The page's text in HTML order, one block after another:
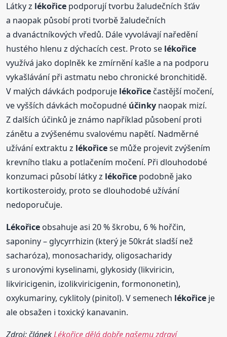
Látky z lékořice podporují tvorbu žaludečních šťáv
a naopak působí proti tvorbě žaludečních
a dvanáctníkových vředů. Dále vyvolávají naředění
hustého hlenu z dýchacích cest. Proto se lékořice
využívá jako doplněk ke zmírnění kašle a na podporu
vykašlávání při astmatu nebo chronické bronchitidě.
V malých dávkách podporuje lékořice častější močení,
ve vyšších dávkách močopudné účinky naopak mizí.
Z dalších účinků je známo například působení proti
zánětu a zvýšenému svalovému napětí. Nadměrné
užívání extraktu z lékořicese může projevit zvýšením
krevního tlaku a potlačením močení. Při dlouhodobé
konzumaci působí látky z lékořice podobně jako
kortikosteroidy, proto se dlouhodobé užívání
nedoporučuje.
Lékořice obsahuje asi 20 % škrobu, 6 % hořčin,
saponiny – glycyrrhizin (který je 50krát sladší než
sacharóza), monosacharidy, oligosacharidy
s uronovými kyselinami, glykosidy (likviricin,
likviricigenin, izolikviricigenin, formononetin),
oxykumariny, cyklitoly (pinitol). V semenech lékořice je
ale obsažen i toxický kanavanin.
Zdroj: článekLékořice dělá dobře našemu zdraví